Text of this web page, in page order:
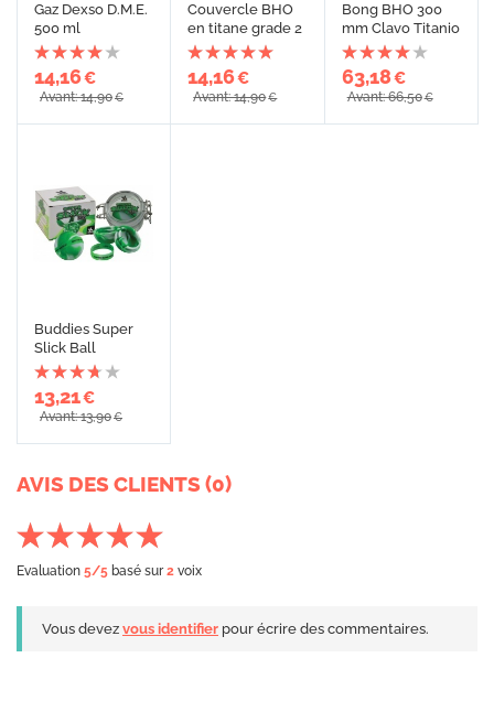
Gaz Dexso D.M.E.
500 ml
14,16€
Avant: 14,90€
Couvercle BHO
en titane grade 2
14,16€
Avant: 14,90€
Bong BHO 300
mm Clavo Titanio
63,18€
Avant: 66,50€
Buddies Super
Slick Ball
13,21€
Avant: 13,90€
AVIS DES CLIENTS (0)
Evaluation 5/5 basé sur2 voix
Vous devez vous identifier pour écrire des commentaires.